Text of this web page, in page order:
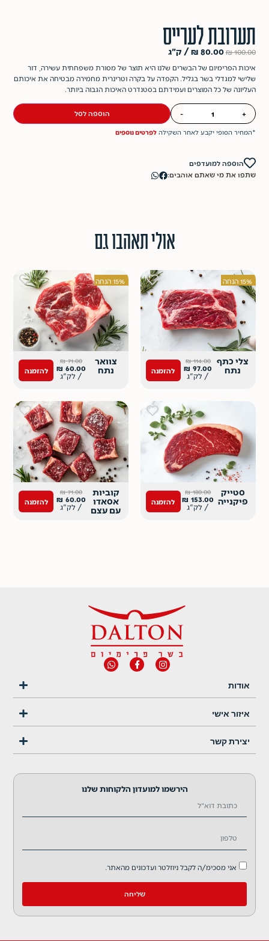
תערובת לערייס
100.00
₪
80.00
₪/ ק"ג
איכות הפרימיום של הבשרים שלנו היא תוצר של מסורת משפחתית עשירה, דור
שלישי למגדלי בשר בגליל. הקפדה על בקרה וטרינרית מחמירה מבטיחה את איכותם
העליונה של כל המוצרים ועמידתם בסטנדרט האיכות הגבוה ביותר.
+ הוספה לסל
*המחיר הסופי יקבע לאחר השקילהלפרטים נוספים
הוספה למועדפים
שתפו את מי שאתם אוהבים:
אולי תאהבו גם
15% הנחה
צלי כתף
נתח
114.00
₪
97.00
₪
/ לק"ג
להזמנה
15% הנחה
צוואר
נתח
71.00
₪
60.00
₪
/ לק"ג
להזמנה
סטייק
פיקנייה
180.00
₪
153.00
₪
/ לק"ג
להזמנה
קוביות
אסאדו
עם עצם
71.00
₪
60.00
₪
/ לק"ג
להזמנה
אודות
איזור אישי
יצירת קשר
הירשמו למועדון הלקוחות שלנו
אני מסכימ/ה לקבל ניוזלטר ועדכונים מהאתר.
שליחה